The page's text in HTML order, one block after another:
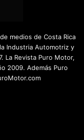
medios de Costa Rica
Industria Automotriz y
La Revista Puro Motor,
2009. Además Puro